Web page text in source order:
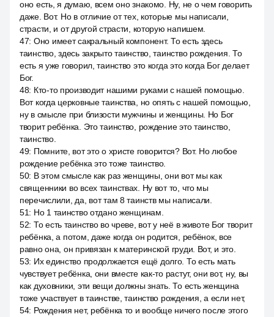
оно есть, я думаю, всем оно знакомо. Ну, не о чем говорить
даже. Вот. Но в отличие от тех, которые мы написали,
страсти, и от другой страсти, которую напишем.
47: Оно имеет сакральный компонент. То есть здесь
таинство, здесь закрыто таинство, таинство рождения. То
есть я уже говорил, таинство это когда это когда Бог делает
Бог.
48: Кто-то производит нашими руками с нашей помощью.
Вот когда церковные таинства, но опять с нашей помощью,
ну в смысле при близости мужчины и женщины. Но Бог
творит ребёнка. Это таинство, рождение это таинство,
таинство.
49: Помните, вот это о христе говорится? Вот. Но любое
рождение ребёнка это тоже таинство.
50: В этом смысле как раз женщины, они вот мы как
священники во всех таинствах. Ну вот то, что мы
перечислили, да, вот там 8 таинств мы написали.
51: Но 1 таинство отдано женщинам.
52: То есть таинство во чреве, вот у неё в животе Бог творит
ребёнка, а потом, даже когда он родится, ребёнок, все
равно она, он привязан к материнской груди. Вот, и это.
53: Их единство продолжается ещё долго. То есть мать
чувствует ребёнка, они вместе как-то растут, они вот, ну, вы
как духовники, эти вещи должны знать. То есть женщина
тоже участвует в таинстве, таинство рождения, а если нет,
54: Рождения нет, ребёнка то и вообще ничего после этого